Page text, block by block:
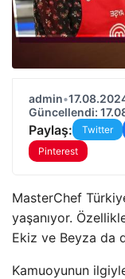
admin•
Güncellendi:
Paylaş: Twitter
Pinterest
MasterChef
yaşanıyor.
Ekiz ve Beyza da
Kamuoyunun